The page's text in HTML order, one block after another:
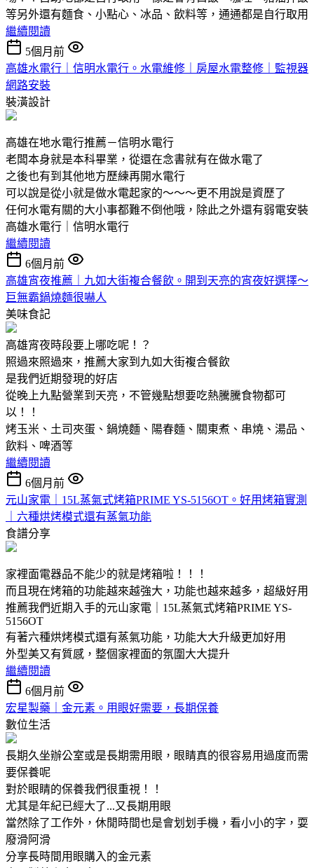
等另外還有麵食、小點心、冰品、飲料等，通通都是自行取用
繼續閱讀
5個月前
高雄水電行｜信明水電行。水電維修｜房屋水電整修｜監視器
網路安裝
裝潢設計
高雄在地水電行推薦－信明水電行
老闆本身就是本科畢業，從還在念書就有在做水電了
之後也有到其他地方歷練再開水電行
可以說是從小就是做水電起家的～～～更不用說是資歷了
任何水電有關的大小事都難不倒他哦，除此之外還有弱電安裝
高雄水電行｜信明水電行
繼續閱讀
6個月前
高雄宵夜推薦｜九如大街複合餐飲。開到天亮的宵夜好選擇～
巨無霸鍋燒麵很嚇人
美味食記
高雄宵夜時段要上哪吃呢！？
照過來照過來，推薦大家到九如大街複合餐飲
是我們近期發現的好店
從晚上九點營業到天亮，不管幾點想要吃熱騰騰食物都可
以！！
烤玉米、土司夾蛋、鍋燒麵、陽春麵、關東煮、串燒、湯品、
飲料、啤酒等
繼續閱讀
6個月前
元山家電｜15L蒸氣式烤箱PRIME YS-5156OT。好用烤箱實測
｜六種烘烤模式還有蒸氣功能
食譜分享
家裡面電器品不能少的就是烤箱啦！！！
而且現在烤箱的功能越來越強大，功能也越來越多，超級好用
推薦我們近期入手的元山家電｜15L蒸氣式烤箱PRIME YS-
5156OT
有著六種烘烤模式還有蒸氣功能，功能大大升級更加好用
外型美又有質感，整個家裡面的氛圍大大提升
繼續閱讀
6個月前
宏星製藥｜金元素。用眼好需要，長期保養
數位生活
長期久坐辦公室或是長期需用眼，眼睛真的很容易用過度而需
要保養呢
對於眼睛的保養我們很重視！！
尤其是年紀已經大了...又長期用眼
當然除了工作外，休閒時間也是會划划手機，看小小的字，耍
廢滑阿滑
分享長時間用眼購入的金元素